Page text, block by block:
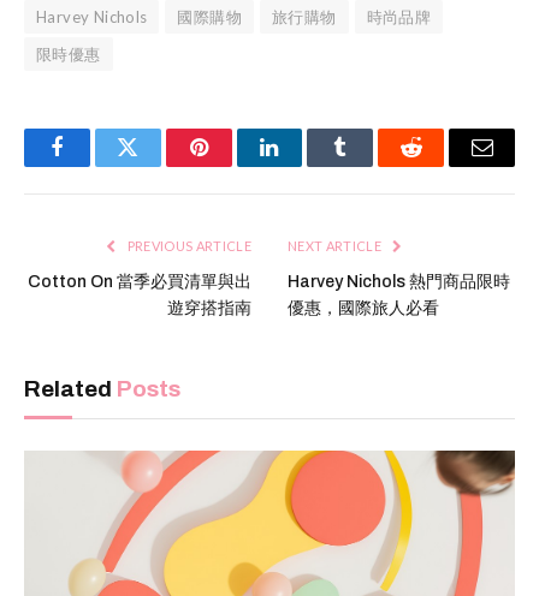
Harvey Nichols 國際購物 旅行購物
時尚品牌
限時優惠
FacebookTwitter PinterestLinkedInTumblr Reddit Email
PREVIOUS ARTICLE
Cotton On 當季必買清單與出
遊穿搭指南
NEXT ARTICLE
Harvey Nichols 熱門商品限時
優惠，國際旅人必看
Related Posts